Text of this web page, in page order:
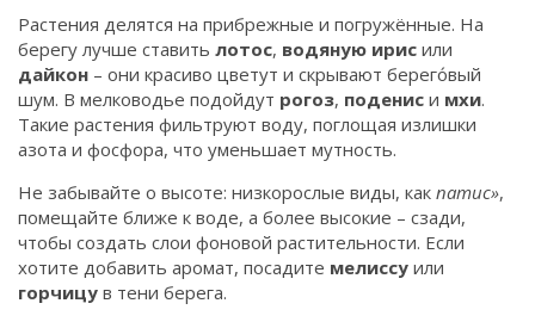
Растения делятся на прибрежные и погружённые. На
берегу лучше ставить лотос, водяную ирис или
дайкон – они красиво цветут и скрывают берего́вый
шум. В мелководье подойдут рогоз, поденис и мхи.
Такие растения фильтруют воду, поглощая излишки
азота и фосфора, что уменьшает мутность.
Не забывайте о высоте: низкорослые виды, как патис»,
помещайте ближе к воде, а более высокие – сзади,
чтобы создать слои фоновой растительности. Если
хотите добавить аромат, посадите мелиссу или
горчицу в тени берега.